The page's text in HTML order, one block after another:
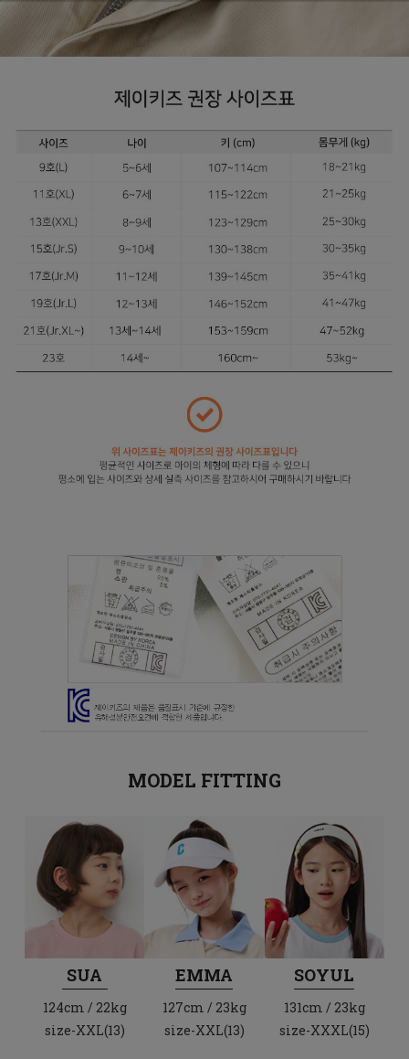
MODEL FITTING
SUA
124cm / 22kg
size-XXL(13)
EMMA
127cm / 23kg
size-XXL(13)
SOYUL
131cm / 23kg
size-XXXL(15)